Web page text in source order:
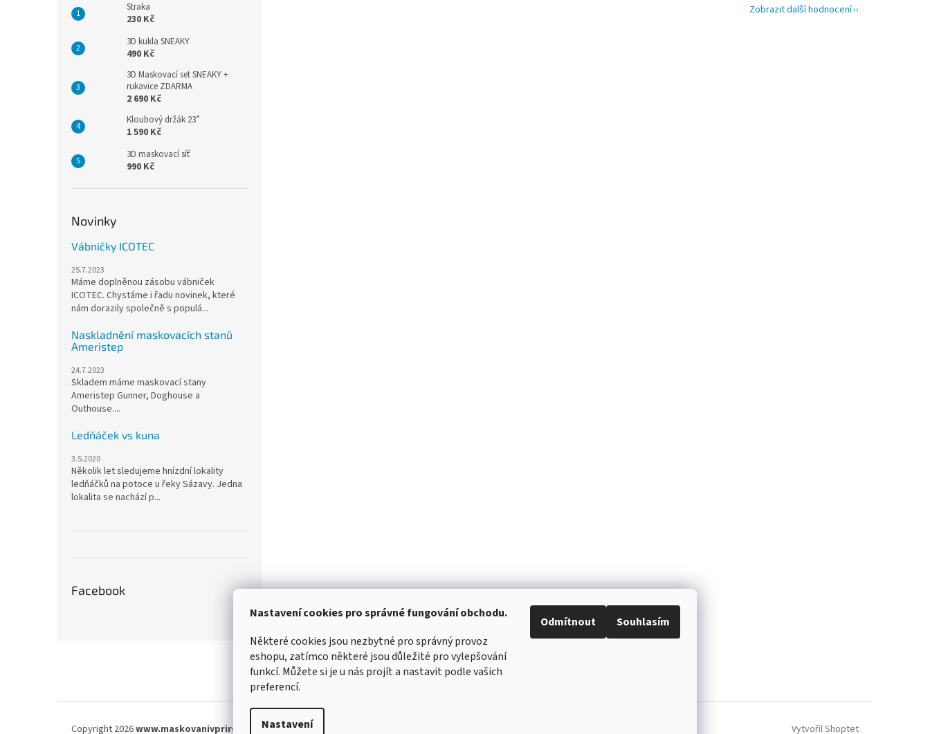
Nastavení cookies pro správné fungování obchodu.
Některé cookies jsou nezbytné pro správný provoz
eshopu, zatímco některé jsou důležité pro vylepšování
funkcí. Můžete si je u nás projít a nastavit podle vašich
preferencí.
Nastavení
Odmítnout Souhlasím
Straka
230 Kč
3D kukla SNEAKY
490 Kč
3D Maskovací set SNEAKY +
rukavice ZDARMA
2 690 Kč
Kloubový držák 23”
1 590 Kč
3D maskovací síť
990 Kč
Novinky
Vábničky ICOTEC
25.7.2023
Máme doplněnou zásobu vábniček
ICOTEC. Chystáme i řadu novinek, které
nám dorazily společně s populá...
Naskladnění maskovacích stanů
Ameristep
24.7.2023
Skladem máme maskovací stany
Ameristep Gunner, Doghouse a
Outhouse....
Ledňáček vs kuna
3.5.2020
Několik let sledujeme hnízdní lokality
ledňáčků na potoce u řeky Sázavy. Jedna
lokalita se nachází p...
Facebook
Zobrazit další hodnocení
WIMBERLEY FOTOLOVY.CZ LENSCOAT
Vytvořil Shoptet
Copyright 2026www.maskovanivprirode.cz . Všechna práva vyhrazena.